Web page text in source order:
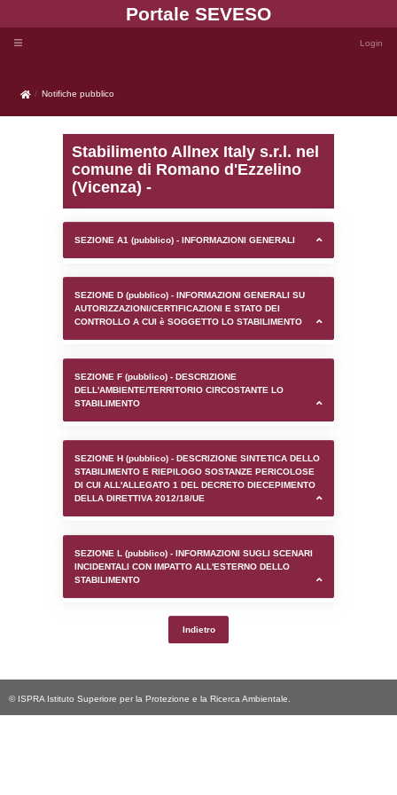
Portale
Notifiche pubblico
Notifiche pubblico
Stabilimento Allnex
comune di Romano
(Vicenza) -
SEZIONE D (pubblico) - INFORMAZIONI
AUTORIZZAZIONI/CERTIFICAZIONI E
CONTROLLO A CUI è SOGGETTO LO
SEZIONE F (pubblico) - DESCRIZIONE
DELL'AMBIENTE/TERRITORIO
STABILIMENTO
SEZIONE H (pubblico) - DESCRIZIONE